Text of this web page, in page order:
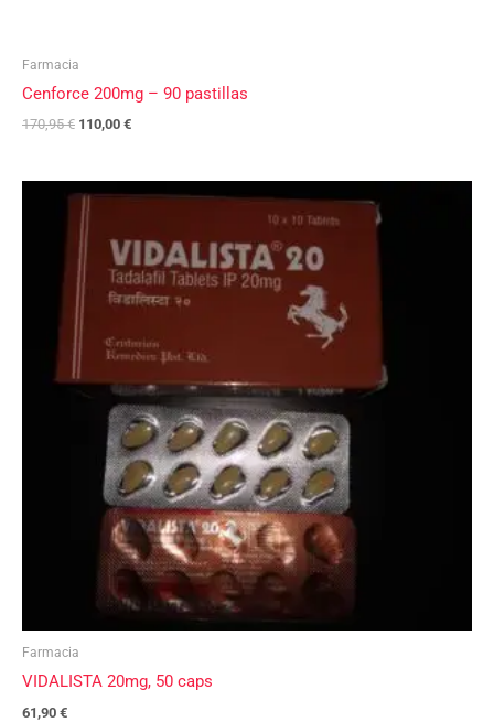
Farmacia
Cenforce 200mg – 90 pastillas
170,95€ 110,00 €
Farmacia
VIDALISTA 20mg, 50 caps
61,90 €